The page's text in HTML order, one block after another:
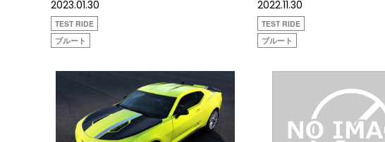
2023.01.30
TEST RIDE
ブルート
2022.11.30
TEST RIDE
ブルート